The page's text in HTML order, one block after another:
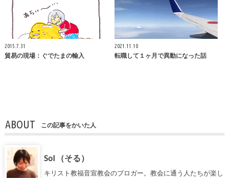
2015.7.31
貿易の現場：ぐでたまの輸入
2021.11.10
転職して１ヶ月で異動になった話
ABOUT この記事をかいた人
Sol （そる）
キリスト教福音宣教会のブロガー。教会に通う人たちが楽し